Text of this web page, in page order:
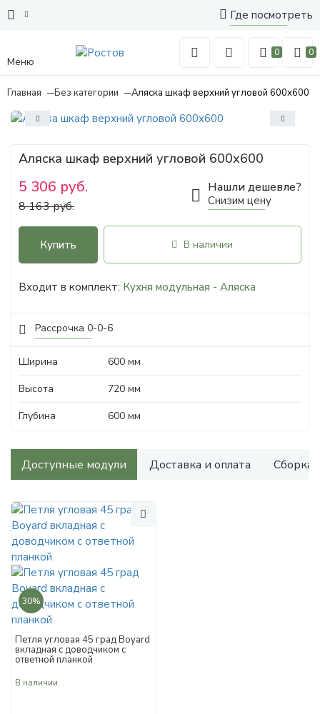
Где посмотреть
Меню
0 0
Главная Без категории Аляска шкаф верхний угловой 600х600
Рассрочка 0-0-6
Аляска шкаф верхний угловой 600х600
5 306 руб.
8 163 руб.
Нашли дешевле?
Снизим цену
Купить В наличии
Входит в комплект: Кухня модульная - Аляска
Ширина
600 мм
Высота
720 мм
Глубина
600 мм
Доступные модули Доставка и оплата Сборка
30%
Петля угловая 45 град Boyard
вкладная с доводчиком с
ответной планкой
В наличии